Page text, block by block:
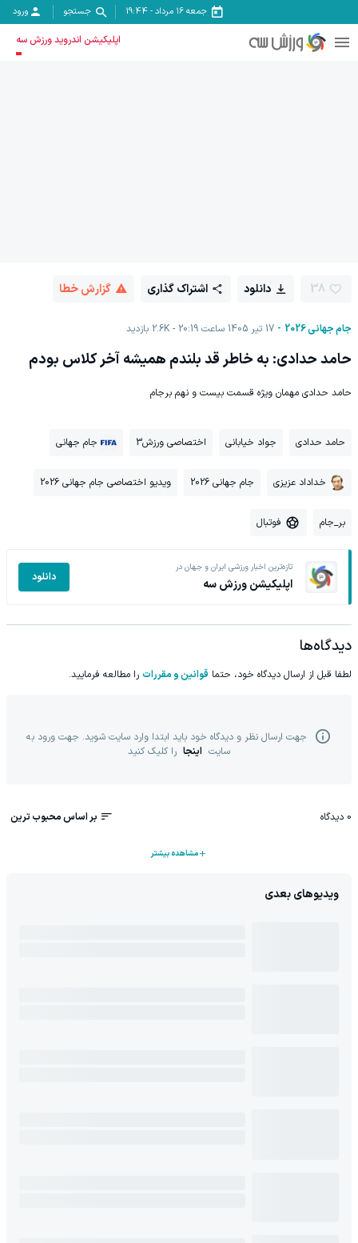
جمعه ۱۶ مرداد -
19:44 جستجو ورود
اپلیکیشن اندروید ورزش سه
جام جهانی 2026 17 تیر 1405 ساعت 20:19 2.6K بازدید
38 دانلود اشتراک گذاری گزارش خطا
حامد حدادی: به خاطر قد بلندم همیشه آخر کلاس بودم
حامد حدادی مهمان ویژه قسمت بیست و نهم برجام
حامد حدادی جواد خیابانی اختصاصی ورزش3 جام جهانی
خداداد عزیزی جام جهانی 2026 ویدیو اختصاصی جام جهانی 2026
بر_جام فوتبال
تازه‌ترین اخبار ورزشی ایران و جهان در
اپلیکیشن ورزش سه دانلود
دیدگاه‌ها
لطفا قبل از ارسال دیدگاه خود، حتما قوانین و مقررات را مطالعه فرمایید.
جهت ارسال نظر و دیدگاه خود باید ابتدا وارد سایت شوید. جهت ورود به
سایت اینجا را کلیک کنید
0 دیدگاه بر اساس محبوب ترین
مشاهده بیشتر
ویدیوهای بعدی